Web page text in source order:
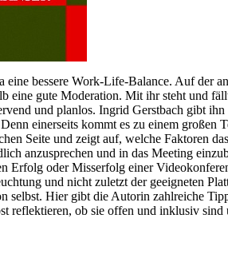
bessere Work-Life-Balance. Auf der
eine gute Moderation. Mit ihr steht und
und planlos. Ingrid Gerstbach gibt
einerseits kommt es zu einem
Seite und zeigt auf, welche Faktoren
anzusprechen und in das Meeting
Erfolg oder Misserfolg einer
und nicht zuletzt der geeigneten
Hier gibt die Autorin zahlreiche
reflektieren, ob sie offen und inklusiv sind